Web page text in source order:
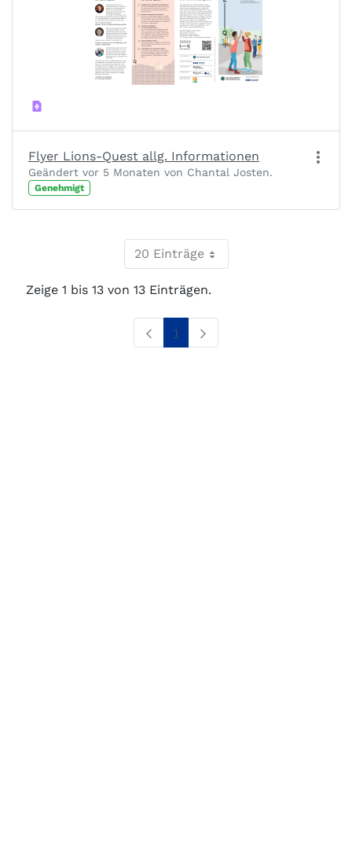
Flyer Lions-Quest allg. Informationen
Geändert vor 5 Monaten von Chantal Josten.
Genehmigt
20 Einträge
Zeige 1 bis 13 von 13 Einträgen.
Seite
1